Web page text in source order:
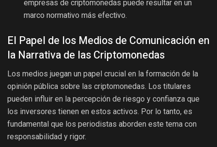
empresas de criptomonedas puede resultar en un
marco normativo más efectivo.
El Papel de los Medios de Comunicación en
la Narrativa de las Criptomonedas
Los medios juegan un papel crucial en la formación de la
opinión pública sobre las criptomonedas. Los titulares
pueden influir en la percepción de riesgo y confianza que
los inversores tienen en estos activos. Por lo tanto, es
fundamental que los periodistas aborden este tema con
responsabilidad y rigor.